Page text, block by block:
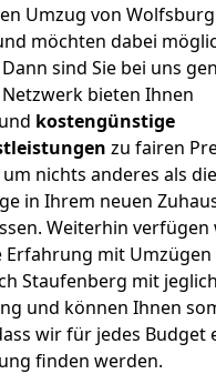
Umzug von
möchten dabei
Dann sind Sie bei uns
bieten Ihnen
und kostengünstige
zu fairen
nichts anderes als die
in Ihrem neuen
Weiterhin
mit Umzügen
Staufenberg mit
und können Ihnen
wir für jedes Budget
finden werden.